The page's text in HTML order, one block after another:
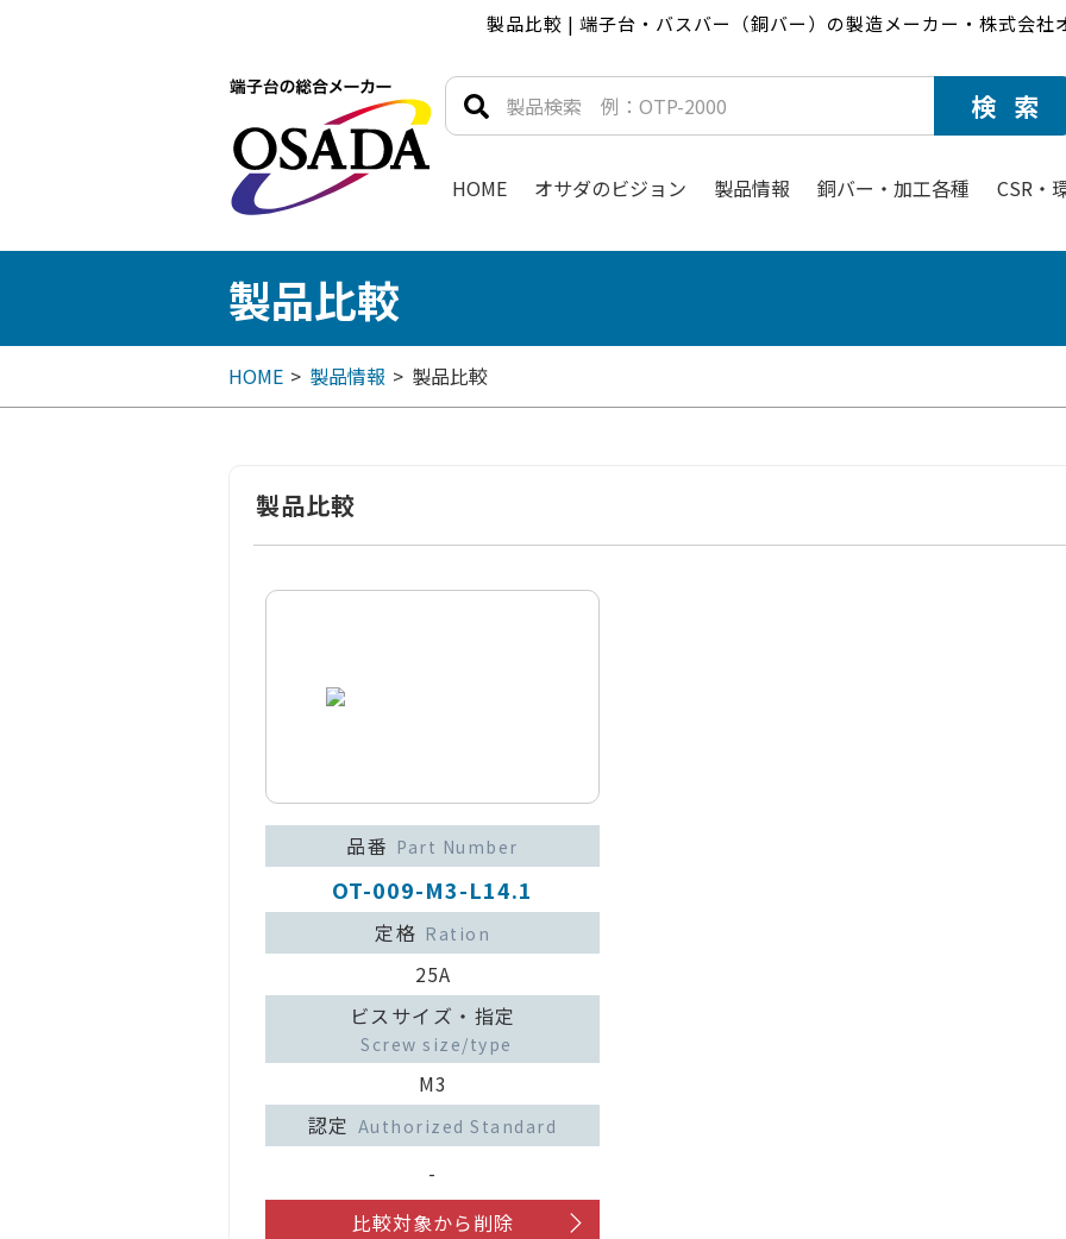
製品比較 | 端子台・バスバー（銅バー）の製造メーカー・株式会社
HOME オサダのビジョン 製品情報 銅バー・加工各種 CSR・
製品比較
HOME 製品情報 製品比較
製品比較
品番 Part Number
OT-009-M3-L14.1
定格 Ration
25A
ビスサイズ・指定
Screw size/type
M3
認定 Authorized Standard
-
比較対象から削除